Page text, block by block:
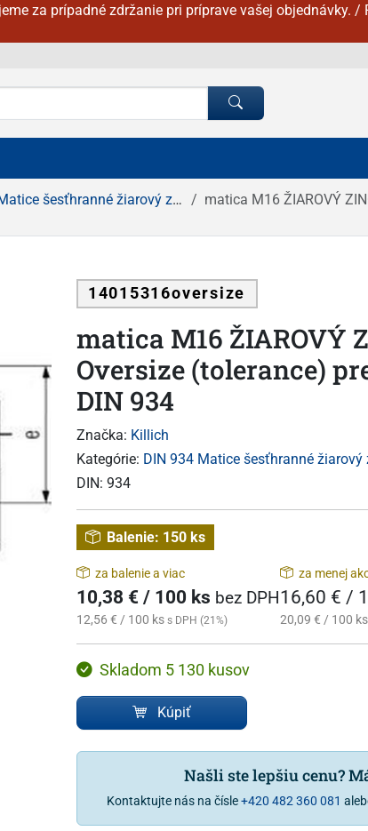
za prípadné zdržanie pri príprave vašej objednávky.
šesťhranné žiarový zinok matica M16 ŽIAROVÝ
14015316oversize
matica M16 ŽIAROVÝ
Oversize (tolerance)
DIN 934
Značka: Killich
Kategórie: DIN 934 Matice šesťhranné žiarový
DIN: 934
Balenie: 150 ks
za balenie a viac
10,38 € / 100 ks bez DPH
12,56 € / 100 ks s DPH (21%)
za menej
16,60 € /
20,09 € / 100 ks
Skladom 5 130 kusov
Kúpiť
Našli ste lepšiu cenu?
Kontaktujte nás na čísle+420 482 360 081